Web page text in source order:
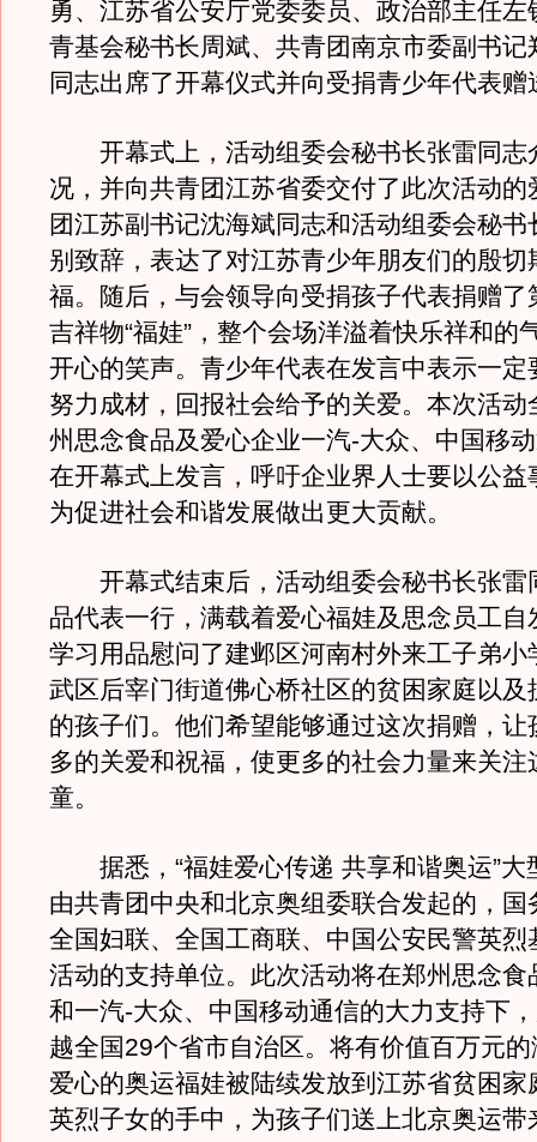
勇、江苏省公安厅党委委员、政治部主任左
青基会秘书长周斌、共青团南京市委副书记
同志出席了开幕仪式并向受捐青少年代表赠
开幕式上，活动组委会秘书长张雷同志
况，并向共青团江苏省委交付了此次活动的
团江苏副书记沈海斌同志和活动组委会秘书
别致辞，表达了对江苏青少年朋友们的殷切
福。随后，与会领导向受捐孩子代表捐赠了
吉祥物“福娃”，整个会场洋溢着快乐祥和的
开心的笑声。青少年代表在发言中表示一定
努力成材，回报社会给予的关爱。本次活动
州思念食品及爱心企业一汽-大众、中国移
在开幕式上发言，呼吁企业界人士要以公益
为促进社会和谐发展做出更大贡献。
开幕式结束后，活动组委会秘书长张雷
品代表一行，满载着爱心福娃及思念员工自
学习用品慰问了建邺区河南村外来工子弟小
武区后宰门街道佛心桥社区的贫困家庭以及
的孩子们。他们希望能够通过这次捐赠，让
多的关爱和祝福，使更多的社会力量来关注
童。
据悉，“福娃爱心传递 共享和谐奥运”大
由共青团中央和北京奥组委联合发起的，国
全国妇联、全国工商联、中国公安民警英烈
活动的支持单位。此次活动将在郑州思念食
和一汽-大众、中国移动通信的大力支持下
越全国29个省市自治区。将有价值百万元
爱心的奥运福娃被陆续发放到江苏省贫困家
英烈子女的手中，为孩子们送上北京奥运带